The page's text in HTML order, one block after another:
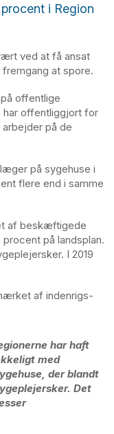
i Region
ved at få ansat
at spore.
offentlige
har offentliggjort for
på de
på sygehuse i
flere end i samme
af beskæftigede
på landsplan.
I 2019
af indenrigs-
har haft
med
der blandt
Det